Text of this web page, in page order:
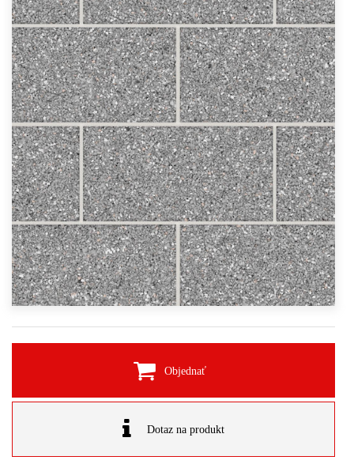
Objednať
Dotaz na produkt